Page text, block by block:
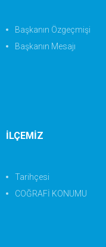
Başkanın Özgeçmişi
Başkanın Mesajı
İLÇEMİZ
Tarihçesi
COĞRAFİ KONUMU